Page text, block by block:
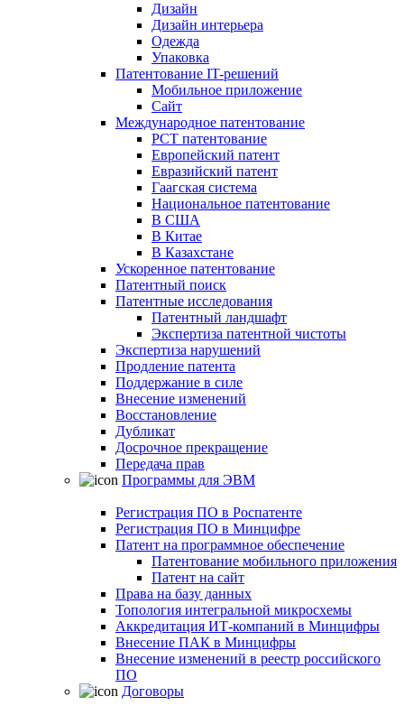
Дизайн
Дизайн интерьера
Одежда
Упаковка
Патентование IT-решений
Мобильное приложение
Сайт
Международное патентование
PCT патентование
Европейский патент
Евразийский патент
Гаагская система
Национальное патентование
В США
В Китае
В Казахстане
Ускоренное патентование
Патентный поиск
Патентные исследования
Патентный ландшафт
Экспертиза патентной чистоты
Экспертиза нарушений
Продление патента
Поддержание в силе
Внесение изменений
Восстановление
Дубликат
Досрочное прекращение
Передача прав
Программы для ЭВМ
Регистрация ПО в Роспатенте
Регистрация ПО в Минцифре
Патент на программное обеспечение
Патентование мобильного приложения
Патент на сайт
Права на базу данных
Топология интегральной микросхемы
Аккредитация ИТ-компаний в Минцифры
Внесение ПАК в Минцифры
Внесение изменений в реестр российского
ПО
Договоры